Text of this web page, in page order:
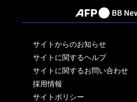
サイトからのお知らせ
サイトに関するヘルプ
サイトに関するお問い合わせ
採用情報
サイトポリシー